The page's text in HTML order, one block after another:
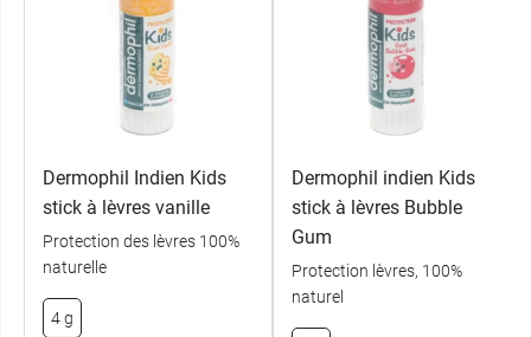
Dermophil Indien Kids
stick à lèvres vanille
Protection des lèvres 100%
naturelle
4 g
Dermophil indien Kids
stick à lèvres Bubble
Gum
Protection lèvres, 100%
naturel